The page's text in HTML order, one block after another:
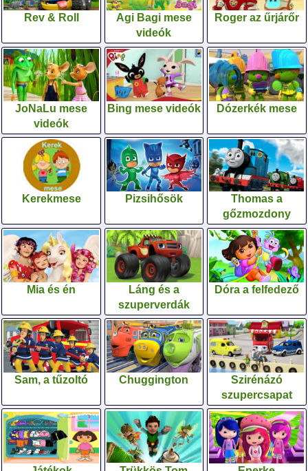
Rev & Roll
Agi Bagi mese
videók
Roger az űrjárőr
JoNaLu mese
videók
Bing mese videók Dózerkék mese
Kerekmese Pizsihősök
Thomas a
gőzmozdony
Mia és én
Láng és a
szuperverdák
Dóra a felfedező
Sam, a tűzoltó Chuggington
Szirénázó
szupercsapat